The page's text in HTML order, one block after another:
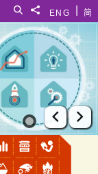
简
ENG
分享給
搜尋
上一張
下